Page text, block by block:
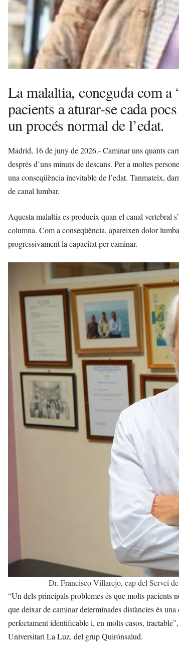
La malaltia, coneguda com a
pacients a aturar-se cada
un procés normal de l’edat.
Madrid, 16 de juny de 2026.- Caminar uns quants
després d’uns minuts de descans. Per a moltes
una conseqüència inevitable de l’edat. Tanmateix,
de canal lumbar.
Aquesta malaltia es produeix quan el canal vertebral
columna. Com a conseqüència, apareixen dolor
progressivament la capacitat per caminar.
Dr. Francisco Villarejo, cap del Servei
“Un dels principals problemes és que molts pacients
que deixar de caminar determinades distàncies és
perfectament identificable i, en molts casos,
Universitari La Luz, del grup Quirónsalud.